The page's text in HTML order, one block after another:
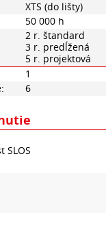
XTS (do lišty)
50 000 h
2 r. štandard
3 r. predĺžená
5 r. projektová
1
6
SLOS